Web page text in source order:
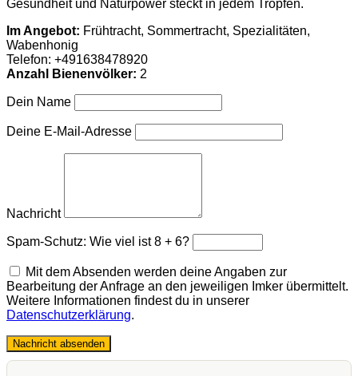
Gesundheit und Naturpower steckt in jedem Tropfen.
Im Angebot: Frühtracht, Sommertracht, Spezialitäten,
Wabenhonig
Telefon: +491638478920
Anzahl Bienenvölker: 2
Dein Name
Deine E-Mail-Adresse
Nachricht
Spam-Schutz: Wie viel ist 8 + 6?
Mit dem Absenden werden deine Angaben zur
Bearbeitung der Anfrage an den jeweiligen Imker übermittelt.
Weitere Informationen findest du in unserer
Datenschutzerklärung.
Nachricht absenden